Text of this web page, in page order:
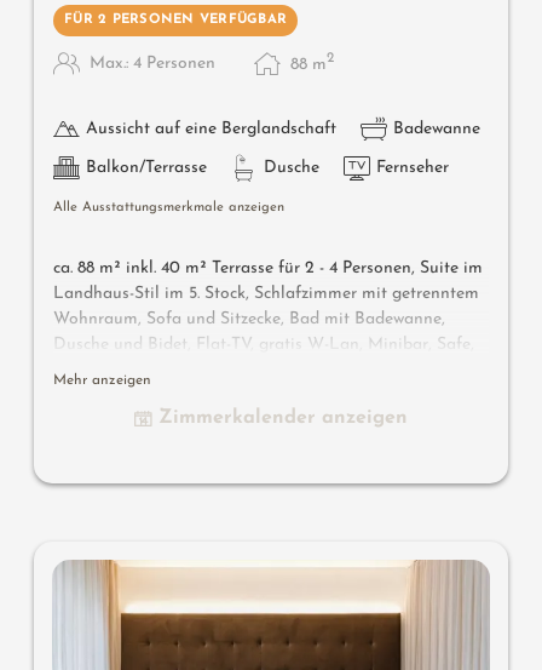
FÜR 2 PERSONEN VERFÜGBAR
Max.: 4 Personen 88 m2
Aussicht auf eine Berglandschaft Badewanne
Balkon/Terrasse Dusche Fernseher
Alle Ausstattungsmerkmale anzeigen
ca. 88 m² inkl. 40 m² Terrasse für 2 - 4 Personen, Suite im
Landhaus-Stil im 5. Stock, Schlafzimmer mit getrenntem
Wohnraum, Sofa und Sitzecke, Bad mit Badewanne,
Dusche und Bidet, Flat-TV, gratis W-Lan, Minibar, Safe,
Südterrasse 40m² mit Panorama-Bio- & Finnische Sauna,
Wissenswertes: Klimaanlage, Naturholzboden und
Mehr anzeigen
Zimmerkalender anzeigen